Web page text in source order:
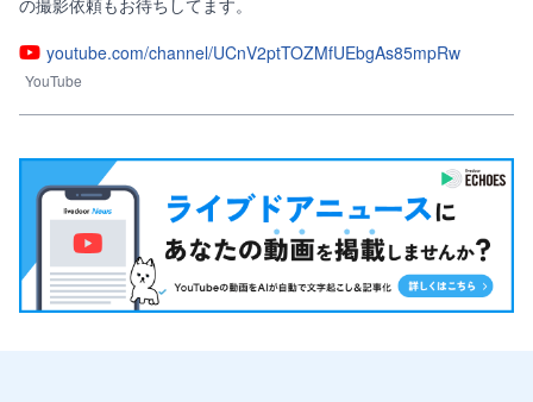
の撮影依頼もお待ちしてます。
youtube.com/channel/UCnV2ptTOZMfUEbgAs85mpRw
YouTube